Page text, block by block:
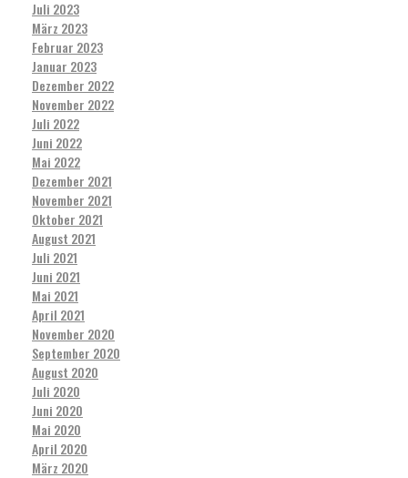
Juli 2023
März 2023
Februar 2023
Januar 2023
Dezember 2022
November 2022
Juli 2022
Juni 2022
Mai 2022
Dezember 2021
November 2021
Oktober 2021
August 2021
Juli 2021
Juni 2021
Mai 2021
April 2021
November 2020
September 2020
August 2020
Juli 2020
Juni 2020
Mai 2020
April 2020
März 2020